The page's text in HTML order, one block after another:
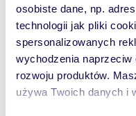
osobiste dane, np.
technologii jak pliki
spersonalizowanych
wychodzenia
rozwoju produktów.
używa Twoich danych i